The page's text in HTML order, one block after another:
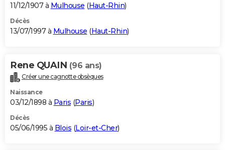
11/12/1907 à Mulhouse (Haut-Rhin)
Décès
13/07/1997 à Mulhouse (Haut-Rhin)
Rene QUAIN (96 ans)
Créer une cagnotte obsèques
Naissance
03/12/1898 à Paris (Paris)
Décès
05/06/1995 à Blois (Loir-et-Cher)